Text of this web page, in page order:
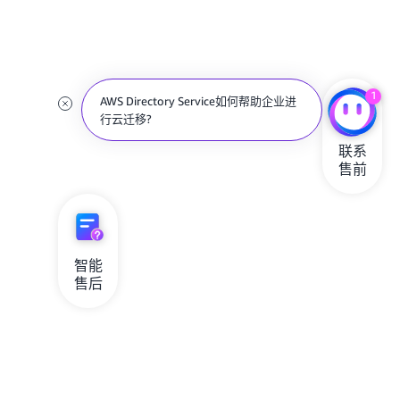
AWS Directory Service如何帮助企业进
行云迁移?
1
联系
售前
智能
售后